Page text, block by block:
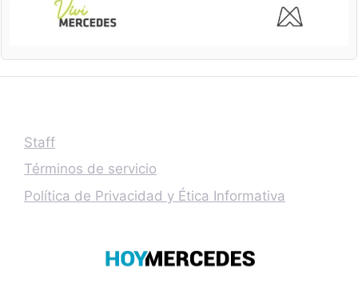
Staff
Términos de servicio
Política de Privacidad y Ética Informativa